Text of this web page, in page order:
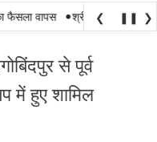
वापस • श्री गुरु हरिकृष्ण
❮ ❚❚ ❯
से पूर्व
में हुए शामिल